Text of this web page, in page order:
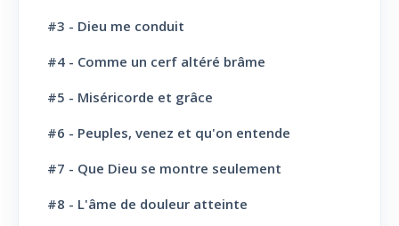
Le Saint-Esprit
La Parole de Dieu, sa Loi
L' Eglise: Promesse
L' Eglise: Commission fraternelle
#3 - Dieu me conduit
#4 - Comme un cerf altéré brâme
#5 - Miséricorde et grâce
#6 - Peuples, venez et qu'on entende
#7 - Que Dieu se montre seulement
#8 - L'âme de douleur atteinte